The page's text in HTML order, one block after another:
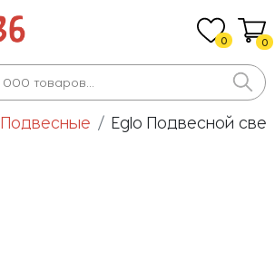
0 0
Подвесные Eglo Подвесной